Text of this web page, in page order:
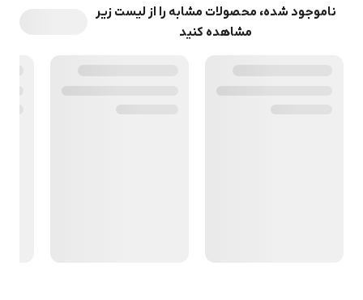
ناموجود شده، محصولات مشابه را از لیست زیر
مشاهده کنید